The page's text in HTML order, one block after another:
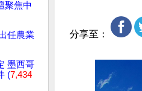
聚焦中
任農業
墨西哥
(7,434
分享至：